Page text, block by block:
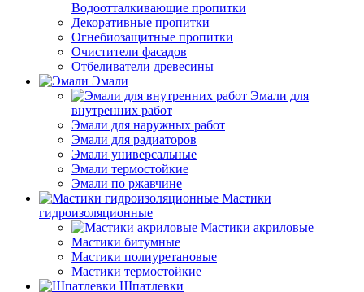
Водоотталкивающие пропитки
Декоративные пропитки
Огнебиозащитные пропитки
Очистители фасадов
Отбеливатели древесины
Эмали
Эмали для
внутренних работ
Эмали для наружных работ
Эмали для радиаторов
Эмали универсальные
Эмали термостойкие
Эмали по ржавчине
Мастики
гидроизоляционные
Мастики акриловые
Мастики битумные
Мастики полиуретановые
Мастики термостойкие
Шпатлевки